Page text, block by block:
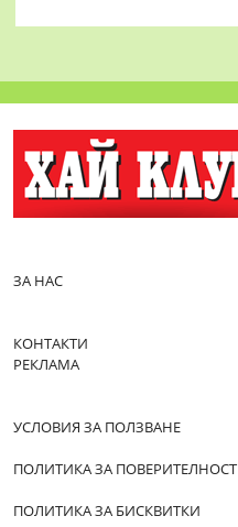
ЗА НАС
КОНТАКТИ
РЕКЛАМА
УСЛОВИЯ ЗА ПОЛЗВАНЕ
ПОЛИТИКА ЗА ПОВЕРИТЕЛНОСТ
ПОЛИТИКА ЗА БИСКВИТКИ